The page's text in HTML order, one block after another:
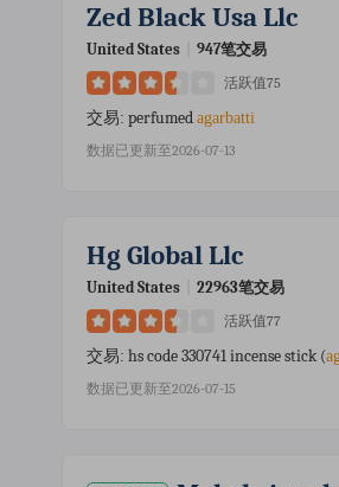
Zed Black Usa Llc
United States 947笔交易
活跃值75
交易: perfumed agarbatti
数据已更新至2026-07-13
Hg Global Llc
United States 22963笔交易
活跃值77
交易: hs code 330741 incense stick (
数据已更新至2026-07-15